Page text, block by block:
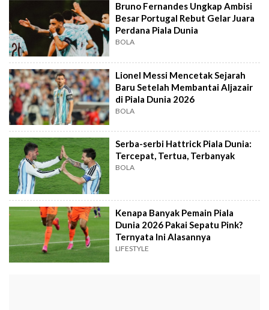
Bruno Fernandes Ungkap Ambisi
Besar Portugal Rebut Gelar Juara
Perdana Piala Dunia
BOLA
Lionel Messi Mencetak Sejarah
Baru Setelah Membantai Aljazair
di Piala Dunia 2026
BOLA
Serba-serbi Hattrick Piala Dunia:
Tercepat, Tertua, Terbanyak
BOLA
Kenapa Banyak Pemain Piala
Dunia 2026 Pakai Sepatu Pink?
Ternyata Ini Alasannya
LIFESTYLE